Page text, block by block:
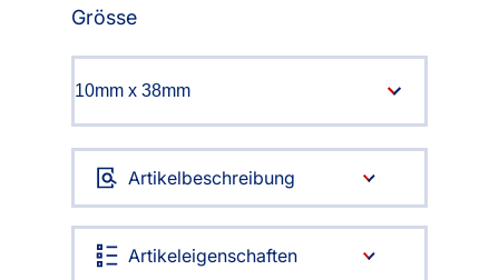
Grösse
Artikelbeschreibung
Artikeleigenschaften